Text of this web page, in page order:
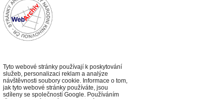
Tyto webové stránky používají k poskytování
služeb, personalizaci reklam a analýze
návštěvnosti soubory cookie. Informace o tom,
jak tyto webové stránky používáte, jsou
sdíleny se společností Google. Používáním